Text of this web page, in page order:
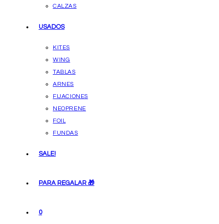
CALZAS
USADOS
KITES
WING
TABLAS
ARNES
FIJACIONES
NEOPRENE
FOIL
FUNDAS
SALE!
PARA REGALAR 🎁
0